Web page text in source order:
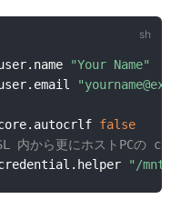
"Your Name"
false
内から更にホストPCの
"/mnt/c/